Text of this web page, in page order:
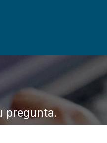
pregunta.